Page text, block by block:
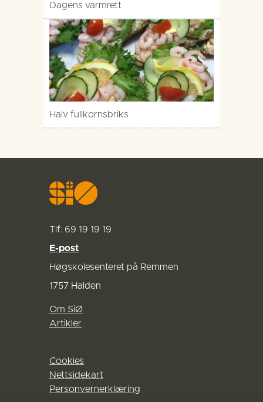
Dagens varmrett
Halv fullkornsbriks
Tlf: 69 19 19 19
E-post
Høgskolesenteret på Remmen
1757 Halden
Om SiØ
Artikler
Cookies
Nettsidekart
Personvernerklæring